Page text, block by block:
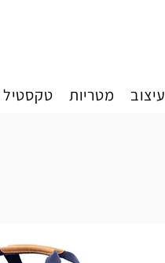
עיצוב מטריות טקסטיל